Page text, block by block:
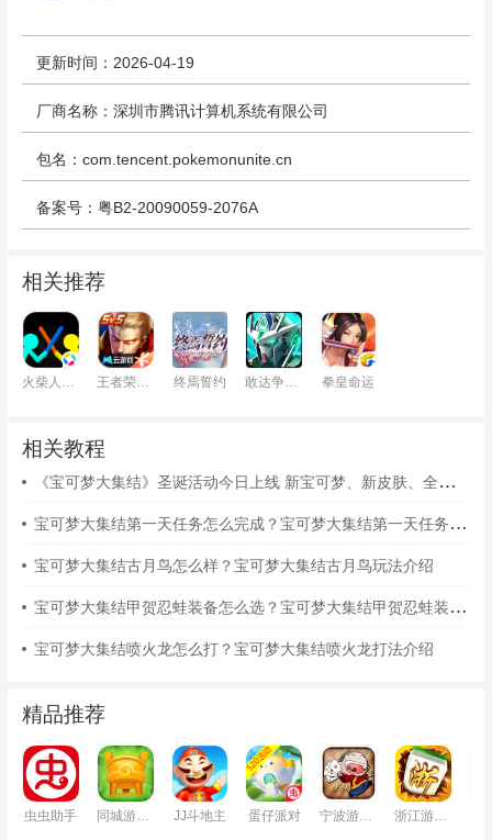
更新时间：2026-04-19
厂商名称：深圳市腾讯计算机系统有限公司
包名：com.tencent.pokemonunite.cn
备案号：粤B2-20090059-2076A
相关推荐
火柴人对决 王者荣耀云游戏 终焉誓约 敢达争锋对决 拳皇命运
相关教程
《宝可梦大集结》圣诞活动今日上线 新宝可梦、新皮肤、全新地图、全新模式
宝可梦大集结第一天任务怎么完成？宝可梦大集结第一天任务完成攻略
宝可梦大集结古月鸟怎么样？宝可梦大集结古月鸟玩法介绍
宝可梦大集结甲贺忍蛙装备怎么选？宝可梦大集结甲贺忍蛙装备选择推荐
宝可梦大集结喷火龙怎么打？宝可梦大集结喷火龙打法介绍
精品推荐
虫虫助手 同城游戏大厅 JJ斗地主 蛋仔派对 浙江游戏大厅